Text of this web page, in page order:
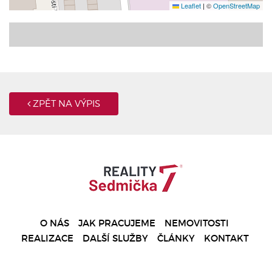
Leaflet | ©OpenStreetMap
ZPĚT NA VÝPIS
O NÁS JAK PRACUJEME
NEMOVITOSTI
REALIZACE
DALŠÍ SLUŽBY ČLÁNKY KONTAKT